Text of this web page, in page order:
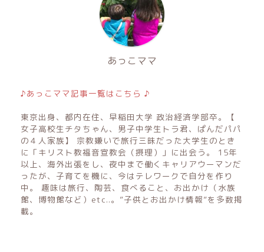
あっこママ
♪あっこママ記事一覧はこちら ♪
東京出身、都内在住、早稲田大学 政治経済学部卒。【
女子高校生チタちゃん、男子中学生トラ君、ぱんだパパ
の４人家族】 宗教嫌いで旅行三昧だった大学生のとき
に「キリスト教福音宣教会（摂理）」に出会う。 15年
以上、海外出張をし、夜中まで働くキャリアウーマンだ
ったが、子育てを機に、今はテレワークで自分を作り
中。 趣味は旅行、陶芸、食べること、お出かけ（水族
館、博物館など）etc..。”子供とお出かけ情報”を多数掲
載。